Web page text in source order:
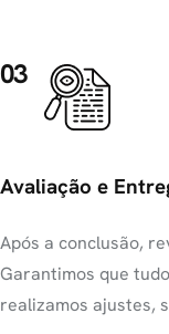
03
Avaliação e
Após a conclusão,
Garantimos que
realizamos ajustes,